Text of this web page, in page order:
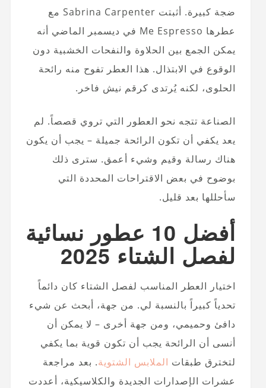
ضجة كبيرة. أثبتت Sabrina Carpenter مع
عطرها Me Espresso في ديسمبر الماضي أنه
يمكن الجمع بين الحلاوة والنفحات الخشبية دون
الوقوع في الابتذال. هذا العطر تفوح منه رائحة
الحلوى، لكنه يُرتدى كرقم نيش فاخر.
الصناعة تتجه نحو العطور التي تروي قصصاً. لم
يعد يكفي أن تكون الرائحة جميلة – يجب أن يكون
هناك رسالة وقيم وشيء أعمق. سترى ذلك
بوضوح في بعض الاقتراحات المحددة التي
سأحللها بعد قليل.
أفضل 10 عطور نسائية
لفصل الشتاء 2025
اختيار العطر المناسب لفصل الشتاء كان دائماً
تحدياً كبيراً بالنسبة لي. من جهة، أبحث عن شيء
دافئ وحميمي، ومن جهة أخرى – لا يمكن أن
أنسى أن الرائحة يجب أن تكون قوية بما يكفي
لتخترق طبقات الملابس الشتوية. بعد مراجعة
عشرات الإصدارات الجديدة والكلاسيكية، أعددت